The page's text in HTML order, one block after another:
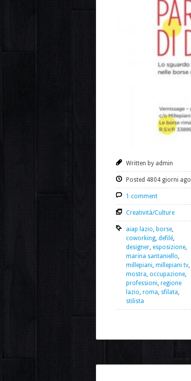
Written by admin
Posted 4804 giorni ago
1 comment
Creatività/Culture
aiap lazio, borse,
coworking, defilé,
designer, esposizione,
marina santaniello,
millepiani, millepiani tv,
mostra, occupazione,
professioni, regione
lazio, roma, sfilata,
stilista